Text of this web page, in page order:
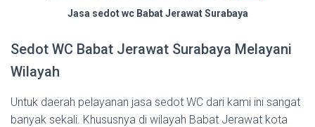
Jasa sedot wc Babat Jerawat Surabaya
Sedot WC Babat Jerawat Surabaya Melayani
Wilayah
Untuk daerah pelayanan jasa sedot WC dari kami ini sangat
banyak sekali. Khususnya di wilayah Babat Jerawat kota